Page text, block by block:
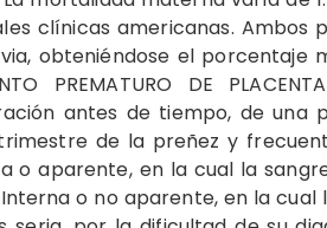
clínicas americanas.
obteniéndose el porcentaje
PREMATURO DE
antes de tiempo, de una
de la preñez y
o aparente, en la cual la
o no aparente, en la